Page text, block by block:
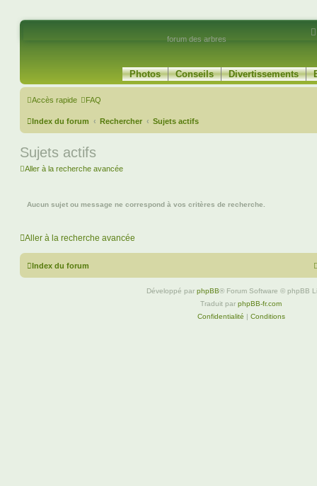
forum des arbres
Photos Conseils Divertissements
Accès rapide FAQ
Index du forum Rechercher Sujets actifs
Sujets actifs
Aller à la recherche avancée
Aucun sujet ou message ne correspond à vos critères de recherche.
Aller à la recherche avancée
Index du forum
Développé par phpBB® Forum Software © phpBB
Traduit par phpBB-fr.com
Confidentialité | Conditions